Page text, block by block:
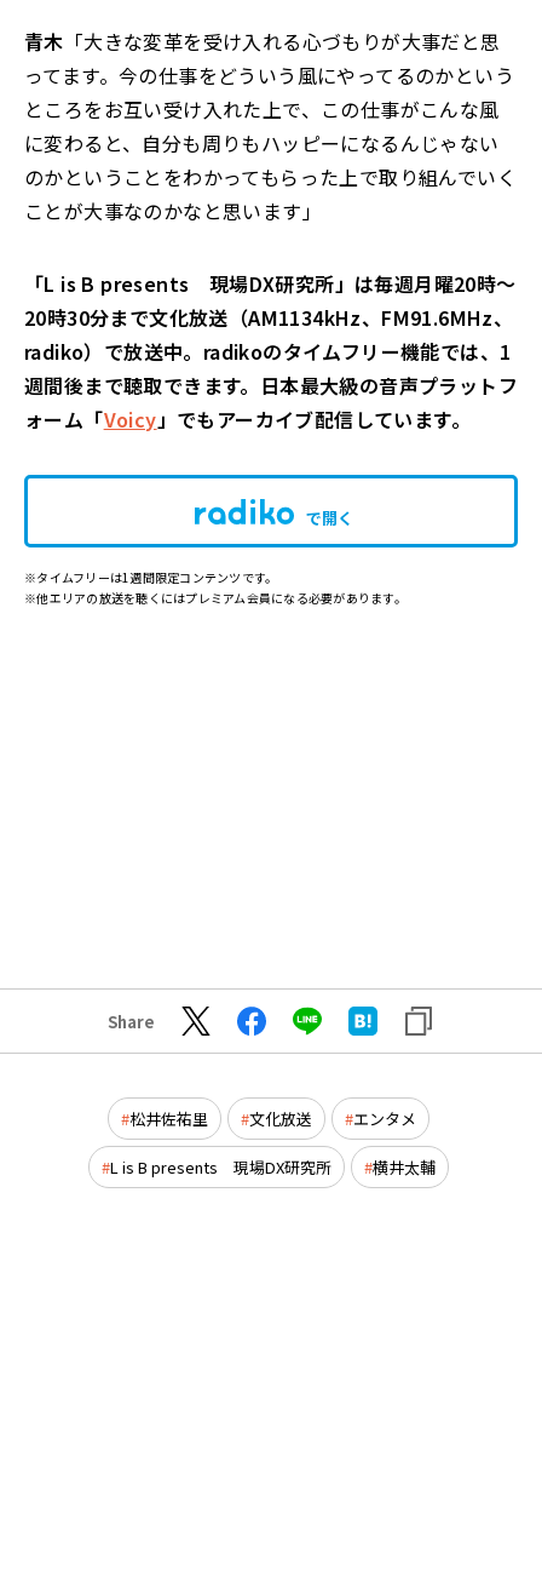
青木 「大きな変革を受け入れる心づもりが大事だと思
ってます。今の仕事をどういう風にやってるのかという
ところをお互い受け入れた上で、この仕事がこんな風
に変わると、自分も周りもハッピーになるんじゃない
のかということをわかってもらった上で取り組んでいく
ことが大事なのかなと思います」
「L is B presents 現場DX研究所」は毎週月曜20時～
20時30分まで文化放送（AM1134kHz、FM91.6MHz、
radiko）で放送中。radikoのタイムフリー機能では、1
週間後まで聴取できます。日本最大級の音声プラットフ
ォーム「Voicy」でもアーカイブ配信しています。
で開く
※タイムフリーは1週間限定コンテンツです。
※他エリアの放送を聴くにはプレミアム会員になる必要があります。
Share
松井佐祐里 文化放送 エンタメ
L is B presents 現場DX研究所 横井太輔